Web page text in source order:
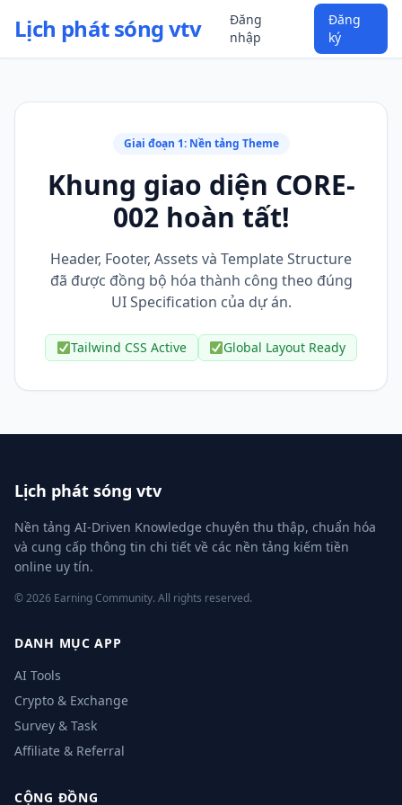
Lịch phát sóng vtv
Đăng
nhập
Đăng
ký
Giai đoạn 1: Nền tảng Theme
Khung giao diện CORE-
002 hoàn tất!
Header, Footer, Assets và Template Structure
đã được đồng bộ hóa thành công theo đúng
UI Specification của dự án.
Tailwind CSS Active Global Layout Ready
Lịch phát sóng vtv
Nền tảng AI-Driven Knowledge chuyên thu thập, chuẩn hóa
và cung cấp thông tin chi tiết về các nền tảng kiếm tiền
online uy tín.
© 2026 Earning Community. All rights reserved.
DANH MỤC APP
AI Tools
Crypto & Exchange
Survey & Task
Affiliate & Referral
CỘNG ĐỒNG